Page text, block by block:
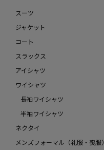
スーツ
ジャケット
コート
スラックス
アイシャツ
ワイシャツ
長袖ワイシャツ
半袖ワイシャツ
ネクタイ
メンズフォーマル（礼服・喪服）